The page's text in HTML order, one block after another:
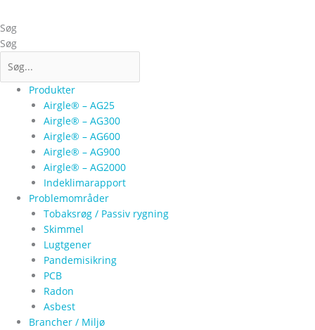
Søg
Søg
Produkter
Airgle® – AG25
Airgle® – AG300
Airgle® – AG600
Airgle® – AG900
Airgle® – AG2000
Indeklimarapport
Problemområder
Tobaksrøg / Passiv rygning
Skimmel
Lugtgener
Pandemisikring
PCB
Radon
Asbest
Brancher / Miljø